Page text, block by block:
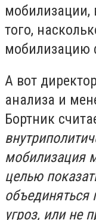
мобилизации,
того,
мобилизацию
А вот
анализа и
Бортник
мобилизация
целью
угроз, или не